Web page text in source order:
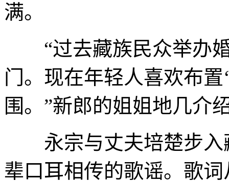
满。
“过去藏族民众举办婚
门。现在年轻人喜欢布
围。”新郎的姐姐地几介
永宗与丈夫培楚步入
辈口耳相传的歌谣。歌